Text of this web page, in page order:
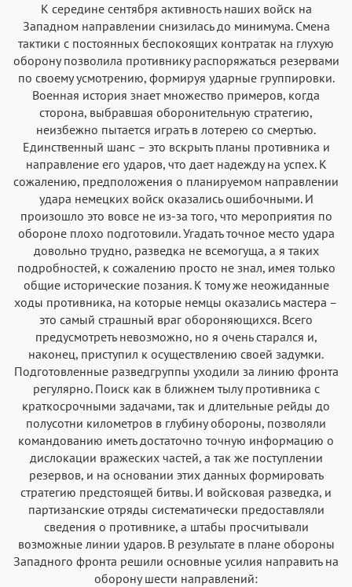
К середине сентября активность наших войск на
Западном направлении снизилась до минимума. Смена
тактики с постоянных беспокоящих контратак на глухую
оборону позволила противнику распоряжаться резервами
по своему усмотрению, формируя ударные группировки.
Военная история знает множество примеров, когда
сторона, выбравшая оборонительную стратегию,
неизбежно пытается играть в лотерею со смертью.
Единственный шанс – это вскрыть планы противника и
направление его ударов, что дает надежду на успех. К
сожалению, предположения о планируемом направлении
удара немецких войск оказались ошибочными. И
произошло это вовсе не из-за того, что мероприятия по
обороне плохо подготовили. Угадать точное место удара
довольно трудно, разведка не всемогуща, а я таких
подробностей, к сожалению просто не знал, имея только
общие исторические позания. К тому же неожиданные
ходы противника, на которые немцы оказались мастера –
это самый страшный враг обороняющихся. Всего
предусмотреть невозможно, но я очень старался и,
наконец, приступил к осуществлению своей задумки.
Подготовленные разведгруппы уходили за линию фронта
регулярно. Поиск как в ближнем тылу противника с
краткосрочными задачами, так и длительные рейды до
полусотни километров в глубину обороны, позволяли
командованию иметь достаточно точную информацию о
дислокации вражеских частей, а так же поступлении
резервов, и на основании этих данных формировать
стратегию предстоящей битвы. И войсковая разведка, и
партизанские отряды систематически предоставляли
сведения о противнике, а штабы просчитывали
возможные линии ударов. В результате в плане обороны
Западного фронта решили основные усилия направить на
оборону шести направлений: